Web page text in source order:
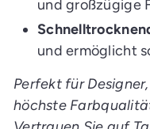
und großzügige
und ermöglicht
Perfekt für
höchste